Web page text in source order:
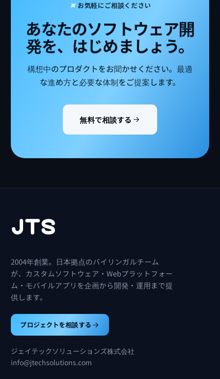
お気軽にご相談ください
あなたのソフトウェア開
発を、はじめましょう。
構想中のプロダクトをお聞かせください。最適
な進め方と必要な体制をご提案します。
無料で相談する
2004年創業。日本拠点のバイリンガルチーム
が、カスタムソフトウェア・Webプラットフォー
ム・モバイルアプリを企画から開発・運用まで提
供します。
プロジェクトを相談する
ジェイテックソリューションズ株式会社
info@jtechsolutions.com